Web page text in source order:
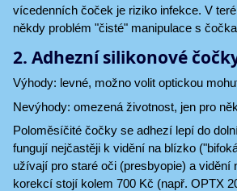
vícedenních čoček je riziko infekce. V
někdy problém "čisté" manipulace s
2. Adhezní silikonové
Výhody: levné, možno volit optickou
Nevýhody: omezená životnost, jen pro
Poloměsíčité čočky se adhezí lepí do
fungují nejčastěji k vidění na blízko
užívají pro staré oči (presbyopie) a vidění
korekcí stojí kolem 700 Kč (např. OPTX